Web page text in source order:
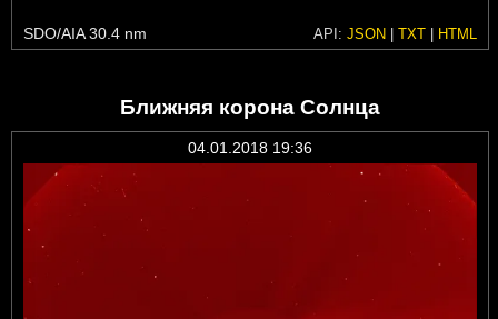
SDO/AIA 30.4 nm API: JSON | TXT | HTML
Ближняя корона Солнца
04.01.2018 19:36